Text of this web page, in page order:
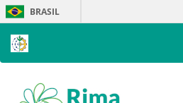
Skip
navigation
BRASIL